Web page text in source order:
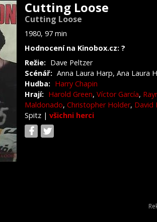
Cutting Loose
Cutting Loose
1980, 97 min
Hodnocení na Kinobox.cz: ?
Režie: Dave Peltzer
Scénář: Anna Laura Harp, Ana Laura
Hudba: Harry Chapin
Hrají: Harold Green, Víctor García,
Maldonado, Christopher Holder, David
Spitz | všichni herci